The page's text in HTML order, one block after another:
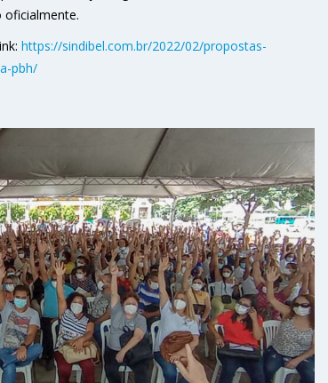
oficialmente.
https://sindibel.com.br/2022/02/propostas-
pbh/